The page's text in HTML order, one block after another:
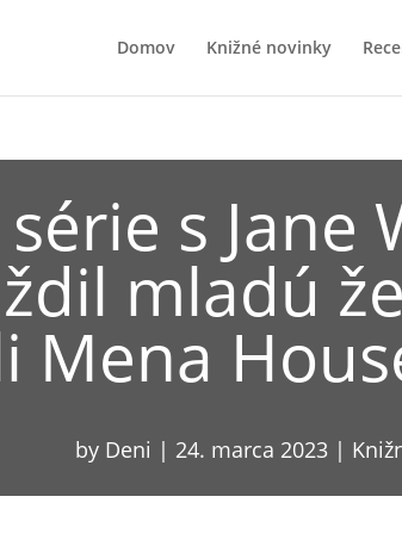
Domov Knižné novinky
s
mladú
Mena
by Deni | 24. marca 2023 |